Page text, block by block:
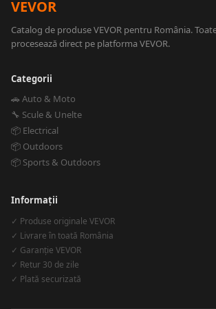
VEVOR
Catalog de produse VEVOR pentru România.
procesează direct pe platforma VEVOR.
Categorii
🚗 Auto & Moto
🔧 Scule & Unelte
📦 Electrical
📦 Outdoors
📦 Sports & Outdoors
Informații
✓ Produse originale VEVOR
✓ Livrare în toată România
✓ Garanție VEVOR
✓ Retur 30 de zile
✓ Plată securizată